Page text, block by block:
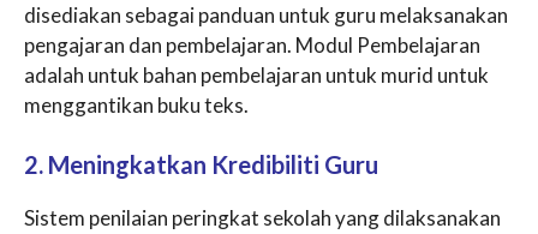
disediakan sebagai panduan untuk guru melaksanakan
pengajaran dan pembelajaran. Modul Pembelajaran
adalah untuk bahan pembelajaran untuk murid untuk
menggantikan buku teks.
2. Meningkatkan Kredibiliti Guru
Sistem penilaian peringkat sekolah yang dilaksanakan